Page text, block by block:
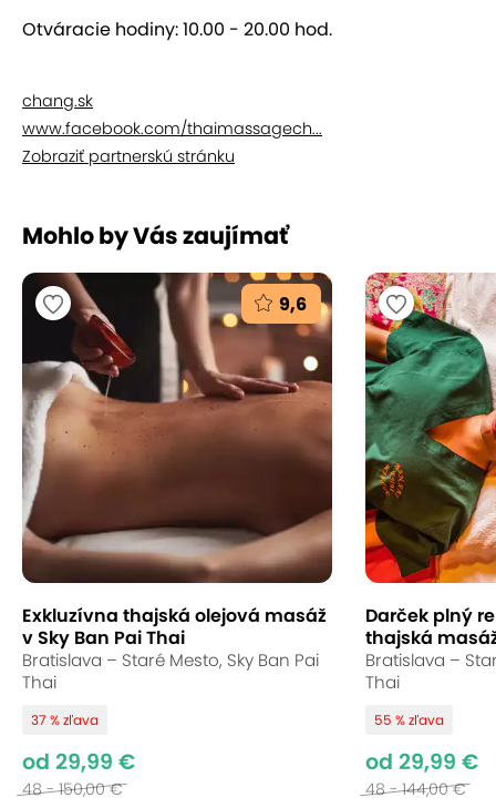
uponáhľaného dňa. O vaše telo, zmysly aj ducha
Otváracie hodiny: 10.00 - 20.00 hod.
chang.sk
www.facebook.com/thaimassagech...
Zobraziť partnerskú stránku
Mohlo by Vás zaujímať
9,6
Exkluzívna thajská olejová masáž
v Sky Ban Pai Thai
Bratislava – Staré Mesto, Sky Ban Pai
Thai
37 % zľava
od 29,99 €
48 - 150,00 €
Darček plný
thajská
Bratislava –
Thai
55 % zľava
od 29,99 €
48 - 144,00 €